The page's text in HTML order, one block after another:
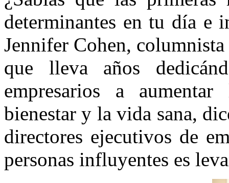
determinantes en tu día e
Jennifer Cohen,
que lleva años
empresarios a
bienestar y la vida sana,
directores ejecutivos de
personas influyentes es